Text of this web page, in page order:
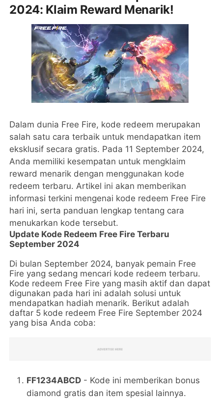
2024: Klaim Reward Menarik!
Dalam dunia Free Fire, kode redeem merupakan
salah satu cara terbaik untuk mendapatkan item
eksklusif secara gratis. Pada 11 September 2024,
Anda memiliki kesempatan untuk mengklaim
reward menarik dengan menggunakan kode
redeem terbaru. Artikel ini akan memberikan
informasi terkini mengenai kode redeem Free Fire
hari ini, serta panduan lengkap tentang cara
menukarkan kode tersebut.
Update Kode Redeem Free Fire Terbaru
September 2024
Di bulan September 2024, banyak pemain Free
Fire yang sedang mencari kode redeem terbaru.
Kode redeem Free Fire yang masih aktif dan dapat
digunakan pada hari ini adalah solusi untuk
mendapatkan hadiah menarik. Berikut adalah
daftar 5 kode redeem Free Fire September 2024
yang bisa Anda coba:
FF1234ABCD - Kode ini memberikan bonus
diamond gratis dan item spesial lainnya.